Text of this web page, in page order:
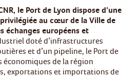
le Port de Lyon dispose d’une
au cœur de la Ville de
échanges européens et
doté d’infrastructures
et d’un pipeline, le Port de
économiques de la région
exportations et importations de